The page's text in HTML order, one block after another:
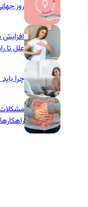
روز
افزایش
علل تا
چرا
راهکارها